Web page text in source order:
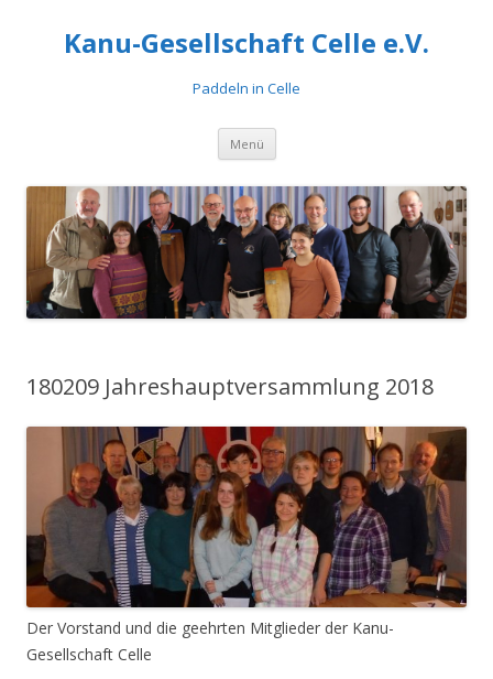
Kanu-Gesellschaft Celle e.V.
Paddeln in Celle
Menü Zum
springen
180209 Jahreshauptversammlung 2018
Der Vorstand und die geehrten Mitglieder der Kanu-
Gesellschaft Celle